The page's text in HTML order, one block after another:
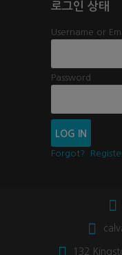
로그인 상태
Username or
Password
Forgot?
132